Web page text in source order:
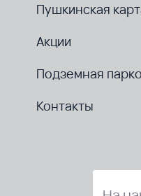
Пушкинская
Акции
Подземная
Контакты